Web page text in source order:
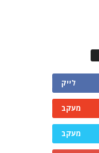
לייק
מעקב
מעקב